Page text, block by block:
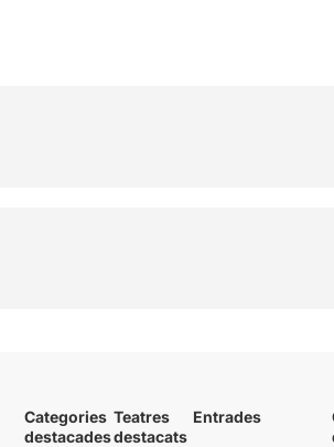
Categories
destacades
Teatres
destacats
Entrades